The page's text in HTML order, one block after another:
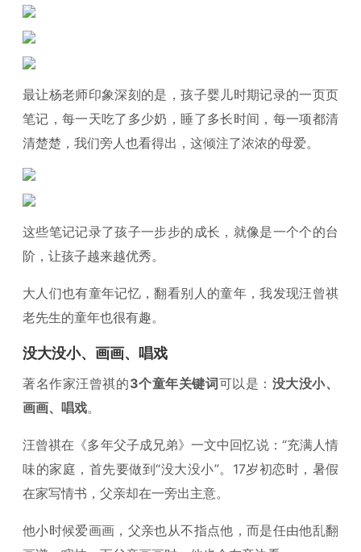
最让杨老师印象深刻的是，孩子婴儿时期记录的一页页
笔记，每一天吃了多少奶，睡了多长时间，每一项都清
清楚楚，我们旁人也看得出，这倾注了浓浓的母爱。
这些笔记记录了孩子一步步的成长，就像是一个个的台
阶，让孩子越来越优秀。
大人们也有童年记忆，翻看别人的童年，我发现汪曾祺
老先生的童年也很有趣。
没大没小、画画、唱戏
著名作家汪曾祺的3个童年关键词可以是： 没大没小、
画画、唱戏。
汪曾祺在《多年父子成兄弟》一文中回忆说：“充满人情
味的家庭，首先要做到“没大没小”。17岁初恋时，暑假
在家写情书，父亲却在一旁出主意。
他小时候爱画画，父亲也从不指点他，而是任由他乱翻